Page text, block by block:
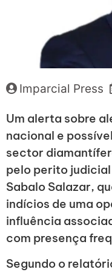
Imparcial Press
Um alerta sobre
nacional e
sector
pelo perito
Sabalo Salazar,
indícios de uma
influência
com presença
Segundo o